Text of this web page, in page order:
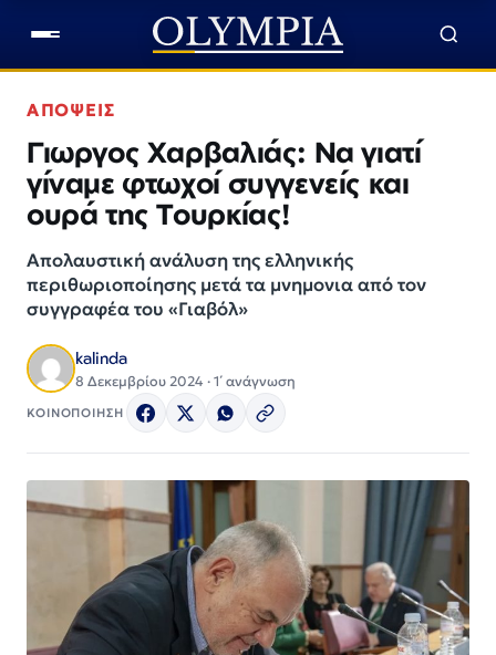
ΑΠΟΨΕΙΣ
Γιωργος Χαρβαλιάς: Να γιατί
γίναμε φτωχοί συγγενείς και
ουρά της Τουρκίας!
Απολαυστική ανάλυση της ελληνικής
περιθωριοποίησης μετά τα μνημονια από τον
συγγραφέα του «Γιαβόλ»
kalinda
8 Δεκεμβρίου 2024 · 1΄ ανάγνωση
ΚΟΙΝΟΠΟΙΗΣΗ